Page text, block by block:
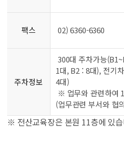
팩스 02) 6360-6360
주차정보
300대 주차가능
1대, B2 : 8대), 전기
4대)
※ 업무와 관련하여
(업무관련 부서와 협
※ 전산교육장은 본원 11층에 있